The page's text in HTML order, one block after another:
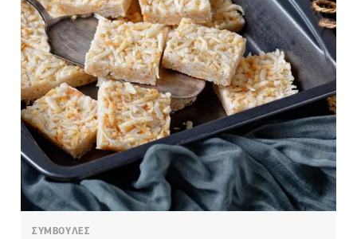
ΣΥΜΒΟΥΛΕΣ